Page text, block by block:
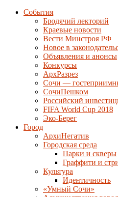
События
Бродячий лекторий
Краевые новости
Вести Минстроя РФ
Новое в
Объявления и анонсы
Конкурсы
АрхРазрез
Сочи —
СочиПешком
Российский
FIFA World Cup 2018
Эко-Берег
Город
АрхиНегатив
Городская среда
Парки и скверы
Граффити и
Культура
Идентичность
«Умный Сочи»